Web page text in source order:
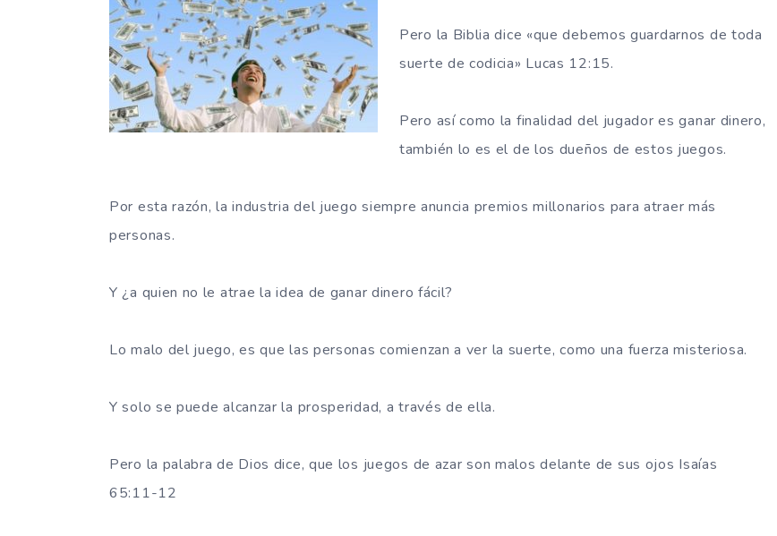
Pero la Biblia dice «que debemos guardarnos de toda
suerte de codicia» Lucas 12:15.
Pero así como la finalidad del jugador es ganar dinero,
también lo es el de los dueños de estos juegos.
Por esta razón, la industria del juego siempre anuncia premios millonarios para atraer más
personas.
Y ¿a quien no le atrae la idea de ganar dinero fácil?
Lo malo del juego, es que las personas comienzan a ver la suerte, como una fuerza misteriosa.
Y solo se puede alcanzar la prosperidad, a través de ella.
Pero la palabra de Dios dice, que los juegos de azar son malos delante de sus ojos Isaías
65:11-12